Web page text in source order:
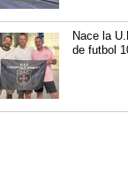
Nace la
de futbol